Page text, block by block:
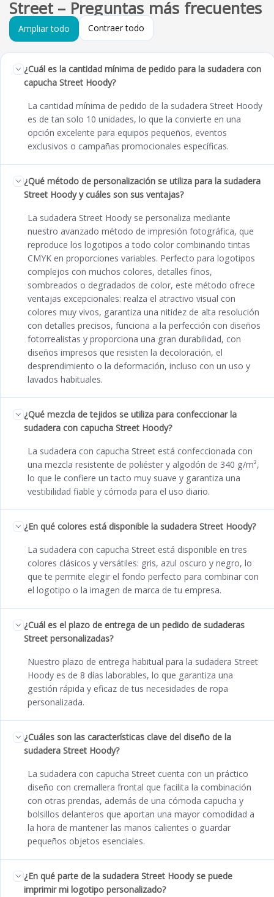
Street – Preguntas más frecuentes
Ampliar todo Contraer todo
¿Cuál es la cantidad mínima de pedido para la sudadera con
capucha Street Hoody?
La cantidad mínima de pedido de la sudadera Street Hoody
es de tan solo 10 unidades, lo que la convierte en una
opción excelente para equipos pequeños, eventos
exclusivos o campañas promocionales específicas.
¿Qué método de personalización se utiliza para la sudadera
Street Hoody y cuáles son sus ventajas?
La sudadera Street Hoody se personaliza mediante
nuestro avanzado método de impresión fotográfica, que
reproduce los logotipos a todo color combinando tintas
CMYK en proporciones variables. Perfecto para logotipos
complejos con muchos colores, detalles finos,
sombreados o degradados de color, este método ofrece
ventajas excepcionales: realza el atractivo visual con
colores muy vivos, garantiza una nitidez de alta resolución
con detalles precisos, funciona a la perfección con diseños
fotorrealistas y proporciona una gran durabilidad, con
diseños impresos que resisten la decoloración, el
desprendimiento o la deformación, incluso con un uso y
lavados habituales.
¿Qué mezcla de tejidos se utiliza para confeccionar la
sudadera con capucha Street Hoody?
La sudadera con capucha Street está confeccionada con
una mezcla resistente de poliéster y algodón de 340 g/m²,
lo que le confiere un tacto muy suave y garantiza una
vestibilidad fiable y cómoda para el uso diario.
¿En qué colores está disponible la sudadera Street Hoody?
La sudadera con capucha Street está disponible en tres
colores clásicos y versátiles: gris, azul oscuro y negro, lo
que te permite elegir el fondo perfecto para combinar con
el logotipo o la imagen de marca de tu empresa.
¿Cuál es el plazo de entrega de un pedido de sudaderas
Street personalizadas?
Nuestro plazo de entrega habitual para la sudadera Street
Hoody es de 8 días laborables, lo que garantiza una
gestión rápida y eficaz de tus necesidades de ropa
personalizada.
¿Cuáles son las características clave del diseño de la
sudadera Street Hoody?
La sudadera con capucha Street cuenta con un práctico
diseño con cremallera frontal que facilita la combinación
con otras prendas, además de una cómoda capucha y
bolsillos delanteros que aportan una mayor comodidad a
la hora de mantener las manos calientes o guardar
pequeños objetos esenciales.
¿En qué parte de la sudadera Street Hoody se puede
imprimir mi logotipo personalizado?